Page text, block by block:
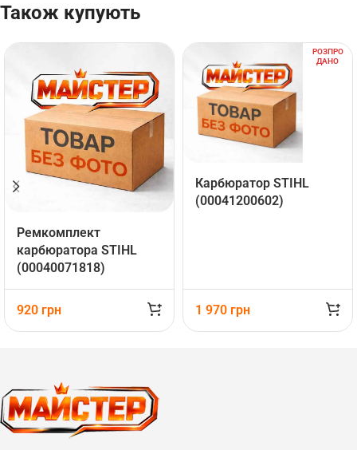
Також купують
Ремкомплект
карбюратора STIHL
(00040071818)
920 грн
РОЗПРО
ДАНО
Карбюратор STIHL
(00041200602)
1 970 грн